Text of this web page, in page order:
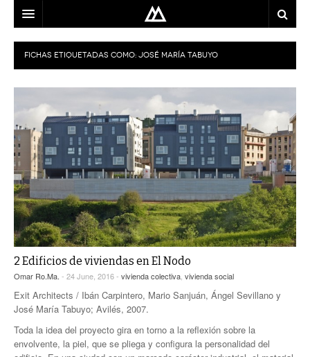
ARQUITECTO
LOCALIZACIÓN
USO
EQUIPO
CONTACTO
FICHAS ETIQUETADAS COMO: JOSÉ MARÍA TABUYO
2 Edificios de viviendas en El Nodo
Omar Ro.Ma. - 24 June, 2016 - vivienda colectiva vivienda social
Exit Architects / Ibán Carpintero, Mario Sanjuán, Ángel Sevillano y
José María Tabuyo; Avilés, 2007.
Toda la idea del proyecto gira en torno a la reflexión sobre la
envolvente, la piel, que se pliega y configura la personalidad del